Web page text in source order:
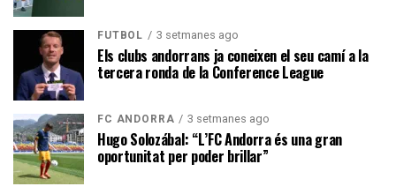
FUTBOL 3 setmanes ago
Els clubs andorrans ja coneixen el seu camí a la
tercera ronda de la Conference League
FC ANDORRA 3 setmanes ago
Hugo Solozábal: “L’FC Andorra és una gran
oportunitat per poder brillar”